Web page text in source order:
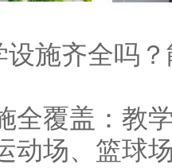
设施齐全吗
覆盖：教学
动场、篮球